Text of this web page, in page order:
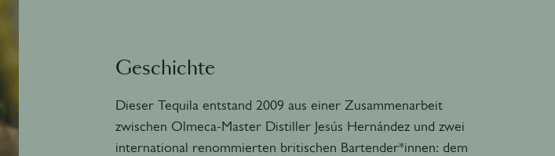
Geschichte
Dieser Tequila entstand 2009 aus einer Zusammenarbeit
zwischen Olmeca-Master Distiller Jesús Hernández und zwei
international renommierten britischen Bartender*innen: dem